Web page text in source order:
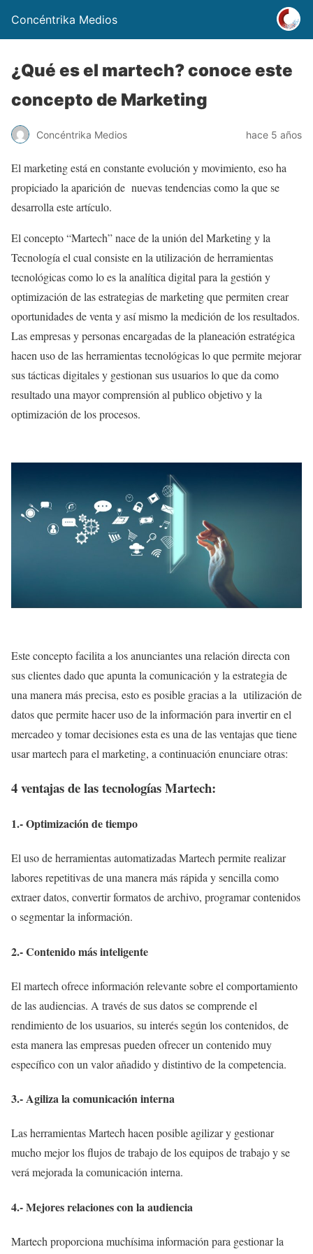
Concéntrika Medios
¿Qué es el martech? conoce este
concepto de Marketing
Concéntrika Medios hace 5 años
El marketing está en constante evolución y movimiento, eso ha
propiciado la aparición de nuevas tendencias como la que se
desarrolla este artículo.
El concepto “Martech” nace de la unión del Marketing y la
Tecnología el cual consiste en la utilización de herramientas
tecnológicas como lo es la analítica digital para la gestión y
optimización de las estrategias de marketing que permiten crear
oportunidades de venta y así mismo la medición de los resultados.
Las empresas y personas encargadas de la planeación estratégica
hacen uso de las herramientas tecnológicas lo que permite mejorar
sus tácticas digitales y gestionan sus usuarios lo que da como
resultado una mayor comprensión al publico objetivo y la
optimización de los procesos.
Este concepto facilita a los anunciantes una relación directa con
sus clientes dado que apunta la comunicación y la estrategia de
una manera más precisa, esto es posible gracias a la utilización de
datos que permite hacer uso de la información para invertir en el
mercadeo y tomar decisiones esta es una de las ventajas que tiene
usar martech para el marketing, a continuación enunciare otras:
4 ventajas de las tecnologías Martech:
1.- Optimización de tiempo
El uso de herramientas automatizadas Martech permite realizar
labores repetitivas de una manera más rápida y sencilla como
extraer datos, convertir formatos de archivo, programar contenidos
o segmentar la información.
2.- Contenido más inteligente
El martech ofrece información relevante sobre el comportamiento
de las audiencias. A través de sus datos se comprende el
rendimiento de los usuarios, su interés según los contenidos, de
esta manera las empresas pueden ofrecer un contenido muy
específico con un valor añadido y distintivo de la competencia.
3.- Agiliza la comunicación interna
Las herramientas Martech hacen posible agilizar y gestionar
mucho mejor los flujos de trabajo de los equipos de trabajo y se
verá mejorada la comunicación interna.
4.- Mejores relaciones con la audiencia
Martech proporciona muchísima información para gestionar la